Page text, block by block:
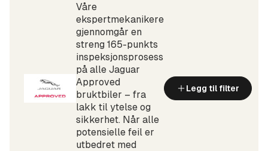
km
(Sted)
Våre
ekspertmekanikere
gjennomgår en
streng 165-punkts
inspeksjonsprosess
på alle Jaguar
Approved
bruktbiler – fra
lakk til ytelse og
sikkerhet. Når alle
potensielle feil er
utbedret med
Legg til filter